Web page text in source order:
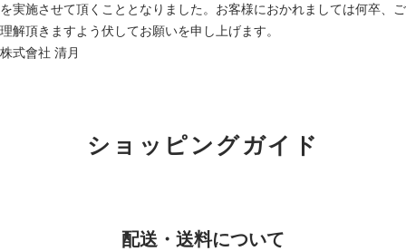
を実施させて頂くこととなりました。お客様におかれましては何卒、ご
理解頂きますよう伏してお願いを申し上げます。
株式會社 清月
ショッピングガイド
配送・送料について